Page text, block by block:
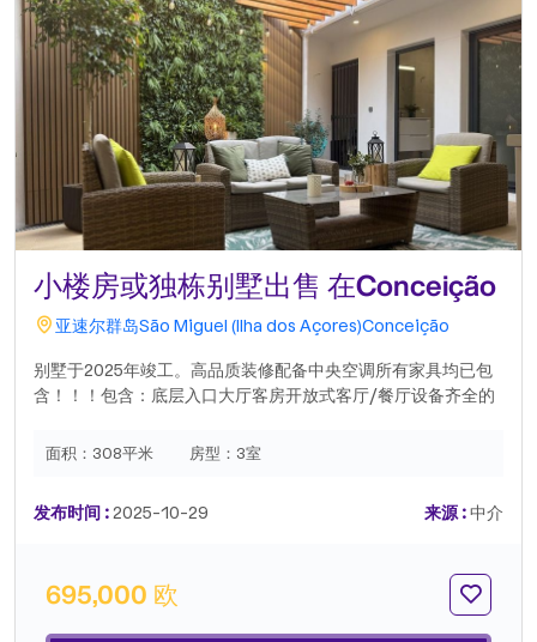
小楼房或独栋别墅出售 在Conceição
亚速尔群岛São Miguel (Ilha dos Açores)Conceição
别墅于2025年竣工。高品质装修配备中央空调所有家具均已包
含！！！包含：底层入口大厅客房开放式客厅/餐厅设备齐全的
两间卧室，均带嵌入式衣柜客厅宽敞的浴室露台抓住这个绝佳的
面积： 308平米 房型： 3室
发布时间 :2025-10-29 来源 :中介
695,000 欧